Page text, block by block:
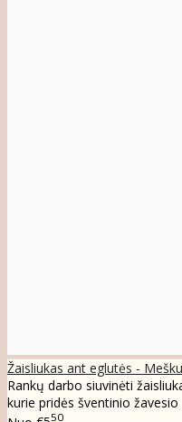
Žaisliukas ant eglutės -
Rankų darbo siuvinėti
kurie pridės šventinio žavesio
50